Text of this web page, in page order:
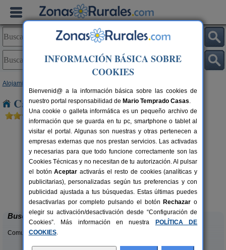
Alojamientos
Casas Rurales cerca de La Magdalena
10 pers.
desde25 €
Hotel Rural Valle Agadón
Monsagro (Salamanca)
Buscar
Comunidades:
INFORMACIÓN BÁSICA SOBRE
COOKIES
Bienvenid@ a la información básica sobre las cookies de
nuestro portal responsabilidad de Mario Temprado Casas.
Una cookie o galleta informática es un pequeño archivo de
información que se guarda en tu pc, smartphone o tablet al
visitar el portal. Algunas son nuestras y otras pertenecen a
empresas externas que nos prestan servicios. Las activadas
y necesarias para que todo funcione correctamente son las
Cookies Técnicas y no necesitan de tu autorización. Al pulsar
el botónAceptar activarás el resto de cookies (analíticas y
publicitarias), personalizadas según tus preferencias y con
publicidad ajustada a tus búsquedas. Estas últimas puedes
desactivarlas por completo pulsando el botón Rechazar o
elegir su activación/desactivación desde “Configuración de
Cookies”. Más información en nuestra
POLÍTICA DE
COOKIES.